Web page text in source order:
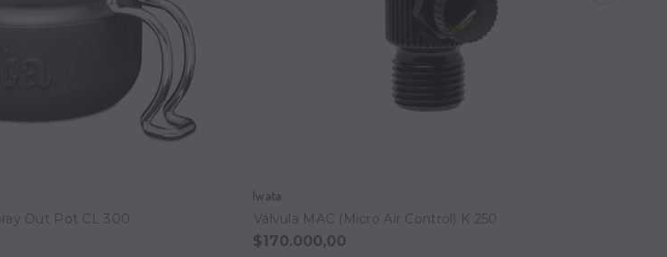
Out Pot CL 300
Iwata
Válvula MAC (Micro Air Control) K 250
$170.000,00